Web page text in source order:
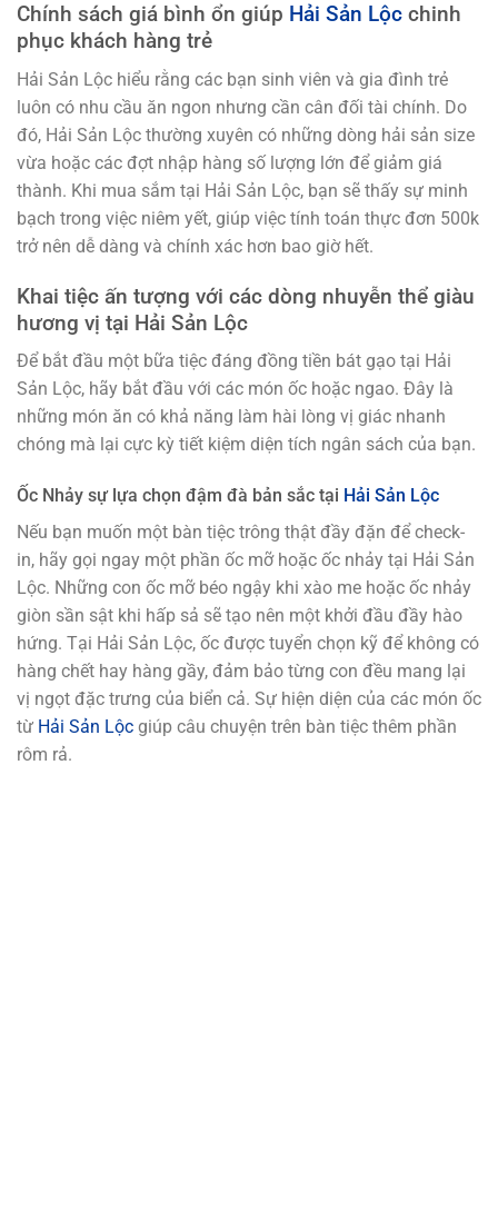
Chính sách giá bình ổn giúp Hải Sản Lộc chinh
phục khách hàng trẻ
Hải Sản Lộc hiểu rằng các bạn sinh viên và gia đình trẻ
luôn có nhu cầu ăn ngon nhưng cần cân đối tài chính. Do
đó, Hải Sản Lộc thường xuyên có những dòng hải sản size
vừa hoặc các đợt nhập hàng số lượng lớn để giảm giá
thành. Khi mua sắm tại Hải Sản Lộc, bạn sẽ thấy sự minh
bạch trong việc niêm yết, giúp việc tính toán thực đơn 500k
trở nên dễ dàng và chính xác hơn bao giờ hết.
Khai tiệc ấn tượng với các dòng nhuyễn thể giàu
hương vị tại Hải Sản Lộc
Để bắt đầu một bữa tiệc đáng đồng tiền bát gạo tại Hải
Sản Lộc, hãy bắt đầu với các món ốc hoặc ngao. Đây là
những món ăn có khả năng làm hài lòng vị giác nhanh
chóng mà lại cực kỳ tiết kiệm diện tích ngân sách của bạn.
Ốc Nhảy sự lựa chọn đậm đà bản sắc tại Hải Sản Lộc
Nếu bạn muốn một bàn tiệc trông thật đầy đặn để check-
in, hãy gọi ngay một phần ốc mỡ hoặc ốc nhảy tại Hải Sản
Lộc. Những con ốc mỡ béo ngậy khi xào me hoặc ốc nhảy
giòn sần sật khi hấp sả sẽ tạo nên một khởi đầu đầy hào
hứng. Tại Hải Sản Lộc, ốc được tuyển chọn kỹ để không có
hàng chết hay hàng gầy, đảm bảo từng con đều mang lại
vị ngọt đặc trưng của biển cả. Sự hiện diện của các món ốc
từ Hải Sản Lộc giúp câu chuyện trên bàn tiệc thêm phần
rôm rả.